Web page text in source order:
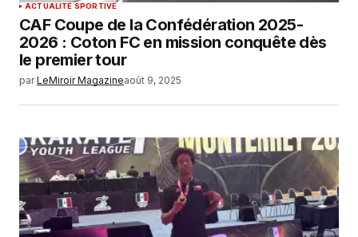
ACTUALITÉ SPORTIVE
CAF Coupe de la Confédération 2025-
2026 : Coton FC en mission conquête dès
le premier tour
par LeMiroir Magazineaoût 9, 2025